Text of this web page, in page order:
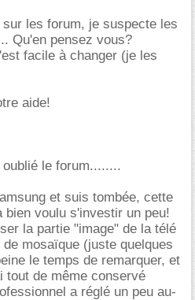
les forum, je suspecte les
Qu'en pensez vous?
facile à changer (je les
aide!
le forum........
et suis tombée, cette
bien voulu s'investir un peu!
la partie "image" de la télé
mosaïque (juste quelques
le temps de remarquer, et
tout de même conservé
a réglé un peu au-